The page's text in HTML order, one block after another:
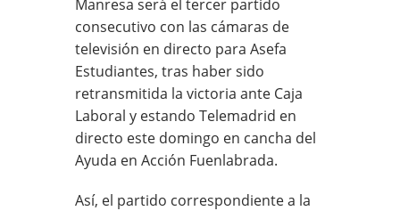
Manresa será el tercer partido
consecutivo con las cámaras de
televisión en directo para Asefa
Estudiantes, tras haber sido
retransmitida la victoria ante Caja
Laboral y estando Telemadrid en
directo este domingo en cancha del
Ayuda en Acción Fuenlabrada.
Así, el partido correspondiente a la